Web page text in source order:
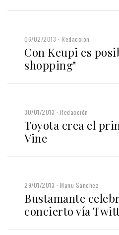
06/02/2013 Redacción
Con Keupi es
shopping"
30/01/2013 Redacción
Toyota crea el
Vine
29/01/2013 Manu Sánchez
Bustamante
concierto vía